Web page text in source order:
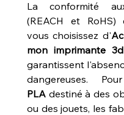
La conformité
(REACH et RoHS)
vous choisissez d'
mon imprimante
garantissent
dangereuses.
PLA destiné à des
ou des jouets, les